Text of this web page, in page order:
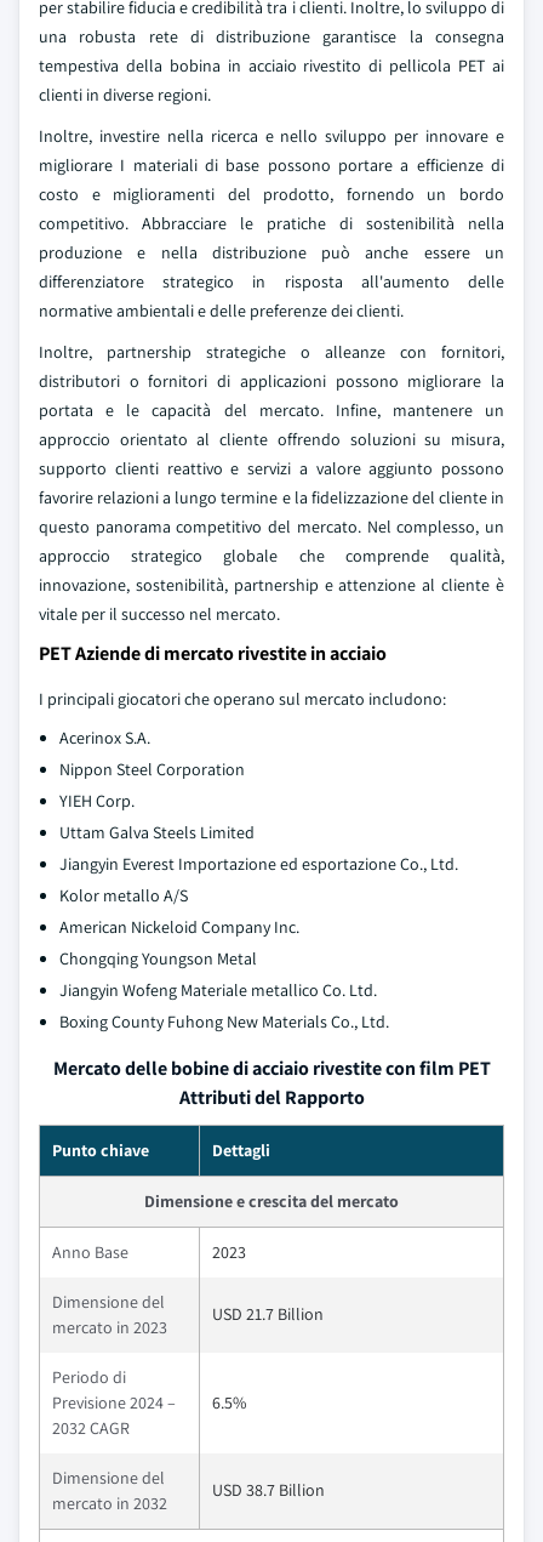
per stabilire fiducia e credibilità tra i clienti. Inoltre, lo sviluppo di
una robusta rete di distribuzione garantisce la consegna
tempestiva della bobina in acciaio rivestito di pellicola PET ai
clienti in diverse regioni.
Inoltre, investire nella ricerca e nello sviluppo per innovare e
migliorare I materiali di base possono portare a efficienze di
costo e miglioramenti del prodotto, fornendo un bordo
competitivo. Abbracciare le pratiche di sostenibilità nella
produzione e nella distribuzione può anche essere un
differenziatore strategico in risposta all'aumento delle
normative ambientali e delle preferenze dei clienti.
Inoltre, partnership strategiche o alleanze con fornitori,
distributori o fornitori di applicazioni possono migliorare la
portata e le capacità del mercato. Infine, mantenere un
approccio orientato al cliente offrendo soluzioni su misura,
supporto clienti reattivo e servizi a valore aggiunto possono
favorire relazioni a lungo termine e la fidelizzazione del cliente in
questo panorama competitivo del mercato. Nel complesso, un
approccio strategico globale che comprende qualità,
innovazione, sostenibilità, partnership e attenzione al cliente è
vitale per il successo nel mercato.
PET Aziende di mercato rivestite in acciaio
I principali giocatori che operano sul mercato includono:
Acerinox S.A.
Nippon Steel Corporation
YIEH Corp.
Uttam Galva Steels Limited
Jiangyin Everest Importazione ed esportazione Co., Ltd.
Kolor metallo A/S
American Nickeloid Company Inc.
Chongqing Youngson Metal
Jiangyin Wofeng Materiale metallico Co. Ltd.
Boxing County Fuhong New Materials Co., Ltd.
Mercato delle bobine di acciaio rivestite con film PET
Attributi del Rapporto
Punto chiave Dettagli
Dimensione e crescita del mercato
Anno Base 2023
Dimensione del
mercato in 2023
USD 21.7 Billion
Periodo di
Previsione 2024 –
2032 CAGR
6.5%
Dimensione del
mercato in 2032
USD 38.7 Billion